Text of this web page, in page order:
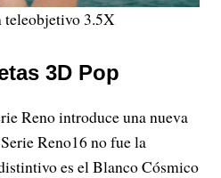
teleobjetivo 3.5X
3D Pop
Reno introduce una nueva
Reno16 no fue la
es el Blanco Cósmico